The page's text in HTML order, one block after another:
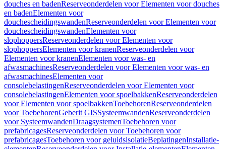
douches en badenReserveonderdelen voor Elementen voor douches
en badenElementen voor
douchescheidingswandenReserveonderdelen voor Elementen voor
douchescheidingswandenElementen voor
slophoppersReserveonderdelen voor Elementen voor
slophoppersElementen voor kranenReserveonderdelen voor
Elementen voor kranenElementen voor was- en
afwasmachinesReserveonderdelen voor Elementen voor was- en
afwasmachinesElementen voor
consolebelastingenReserveonderdelen voor Elementen voor
consolebelastingenElementen voor spoelbakkenReserveonderdelen
voor Elementen voor spoelbakkenToebehorenReserveonderdelen
voor ToebehorenGeberit GISSysteemwandenReserveonderdelen
voor SysteemwandenDraagsystemenToebehoren voor
prefabricagesReserveonderdelen voor Toebehoren voor
prefabricagesToebehoren voor geluidsisolatieBeplatingenInstallatie-